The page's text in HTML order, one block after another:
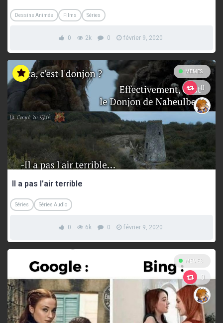
Dessins Animés Films Séries
0 2k 0 février 9, 2020
MEMES
0
Il a pas l’air terrible
Séries Séries Audio
0 6k 0 février 9, 2020
MEMES
0